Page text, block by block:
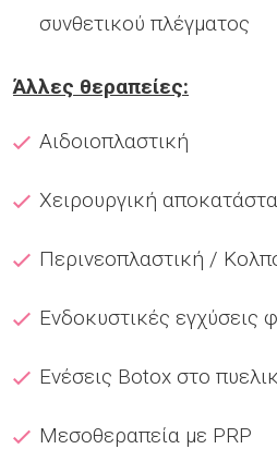
συνθετικού πλέγματος
Άλλες θεραπείες:
Αιδοιοπλαστική
Χειρουργική
Περινεοπλαστική /
Ενδοκυστικές εγχύσεις
Ενέσεις Botox στο
Μεσοθεραπεία με PRP